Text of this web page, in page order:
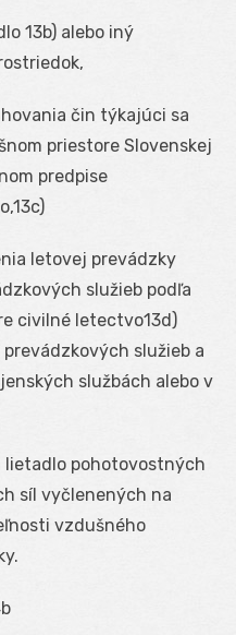
13b) alebo iný
čin týkajúci sa
priestore Slovenskej
predpise
13c)
letovej prevádzky
služieb podľa
civilné letectvo13d)
služieb a
službách alebo v
pohotovostných
síl vyčlenených na
vzdušného